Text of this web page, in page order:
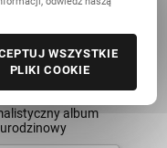
album
urodzinowy
WSZYSTKIE
PLIKI COOKIE